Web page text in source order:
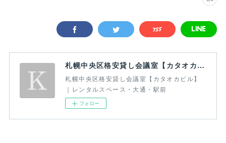
札幌中央区格安貸し会議室【カタオカビル】｜レンタルスペース・大通・駅前
札幌中央区格安貸し会議室【カタオカビル】
｜レンタルスペース・大通・駅前
フォロー